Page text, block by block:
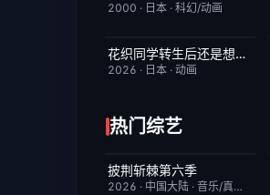
2000 · 日本 · 科幻/动画
更新至第05集 6.0花织同学转生后还是想干架
2026 · 日本 · 动画
热门综艺
今日更新
披荆斩棘第六季
2026 · 中国大陆 · 音乐/真人秀